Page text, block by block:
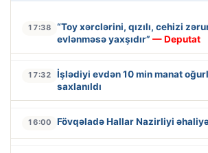
17:38
“Toy xərclərini, qızılı, cehizi
evlənməsə yaxşıdır” — Deputat
17:32
İşlədiyi evdən 10 min manat
saxlanıldı
16:00 Fövqəladə Hallar Nazirliyi